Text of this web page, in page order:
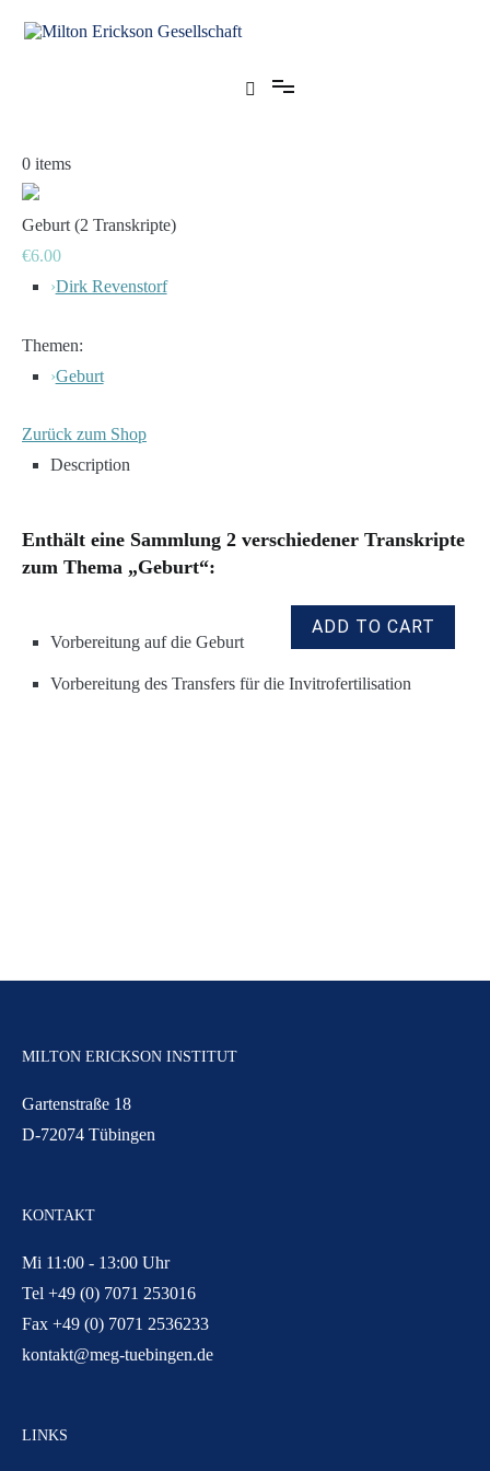
Inhalt
0 items
Geburt (2 Transkripte)
€6.00
›Dirk Revenstorf
Themen:
›Geburt
Zurück zum Shop
Description
Enthält eine Sammlung 2 verschiedener Transkripte
zum Thema „Geburt“:
Vorbereitung auf die Geburt
Vorbereitung des Transfers für die Invitrofertilisation
MILTON ERICKSON INSTITUT
Gartenstraße 18
D-72074 Tübingen
KONTAKT
Mi 11:00 - 13:00 Uhr
Tel +49 (0) 7071 253016
Fax +49 (0) 7071 2536233
kontakt@meg-tuebingen.de
LINKS